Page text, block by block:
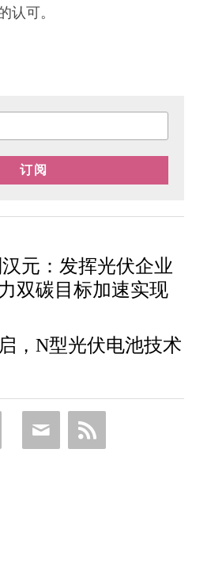
认可。
订阅
元：发挥光伏企业
双碳目标加速实现
，N型光伏电池技术